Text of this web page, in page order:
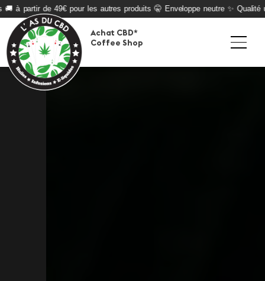
partir de 49€ pour les autres produits 🤫 Enveloppe neutre ✨ Qualité
Achat CBD*
Coffee Shop